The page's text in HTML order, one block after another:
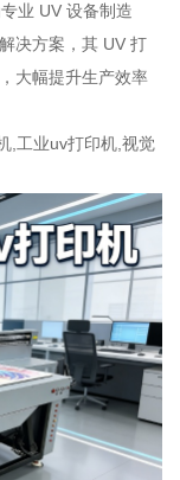
业 UV 设备制造
决方案，其 UV 打
大幅提升生产效率
,工业uv打印机,视觉